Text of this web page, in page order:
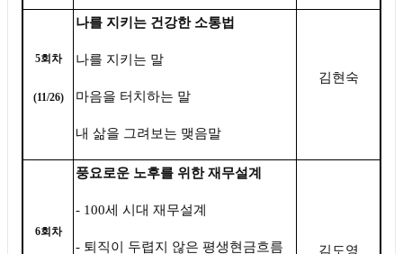
5회차
(11/26)
나를 지키는 건강한 소통법
나를 지키는 말
마음을 터치하는 말
내 삶을 그려보는 맺음말
김현숙
6회차
풍요로운 노후를 위한 재무설계
- 100세 시대 재무설계
- 퇴직이 두렵지 않은 평생현금흐름 김도영